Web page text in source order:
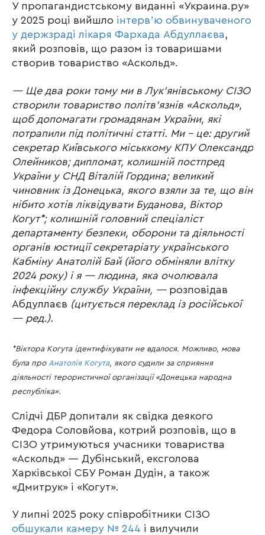
У пропагандистському виданні «Украина.ру»
у 2025 році вийшло інтервʼю обвинуваченого
у держзраді лікаря Фархада Абдуллаєва,
який розповів, що разом із товаришами
створив товариство «Аскольд».
— Ще два роки тому ми в Лук’янівському СІЗО
створили товариство політв’язнів «Аскольд»,
щоб допомагати громадянам України, які
потрапили під політичні статті. Ми – це: другий
секретар Київського міськкому КПУ Олександр
Олейников; дипломат, колишній постпред
України у СНД Віталій Гордина; великий
чиновник із Донецька, якого взяли за те, що він
нібито хотів ліквідувати Буданова, Віктор
Когут*; колишній головний спеціаліст
департаменту безпеки, оборони та діяльності
органів юстиції секретаріату українського
Кабміну Анатолій Бай (його обміняли влітку
2024 року) і я — людина, яка очолювала
інфекційну службу України, — розповідав
Абдуллаєв (цитується переклад із російської
— ред.).
*Віктора Когута ідентифікувати не вдалося. Можливо, мова
була про Анатолія Когута, якого судили за сприяння
діяльності терористичної організації «Донецька народна
республіка».
Слідчі ДБР допитали як свідка деякого
Федора Соловйова, котрий розповів, що в
СІЗО утримуються учасники товариства
«Аскольд» — Дубінський, ексголова
Харківської СБУ Роман Дудін, а також
«Дмитрук» і «Когут».
У липні 2025 року співробітники СІЗО
обшукали камеру № 244 і вилучили